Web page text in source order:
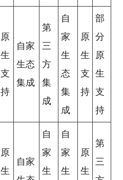
原
生
支
持
自家
生态
集成
第
三
方
集
成
自
家
生
态
集
成
原
生
支
持
部
分
原
生
支
持
原
生
自家
自
家
生
自
家
生
原
生
第
三